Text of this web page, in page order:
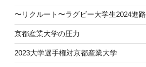
〜リクルート〜ラグビー大学生2024進路
京都産業大学の圧力
2023大学選手権対京都産業大学